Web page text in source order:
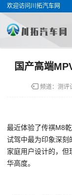
欢迎访问川拓汽车网
国产高端
频道： 测评
最近体验了传祺M8
试驾中最为印象深刻
家庭用户设计的，但
华高度。